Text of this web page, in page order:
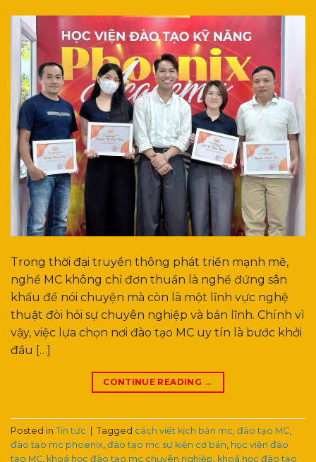
Trong thời đại truyền thông phát triển mạnh mẽ,
nghề MC không chỉ đơn thuần là nghề đứng sân
khấu để nói chuyện mà còn là một lĩnh vực nghệ
thuật đòi hỏi sự chuyên nghiệp và bản lĩnh. Chính vì
vậy, việc lựa chọn nơi đào tạo MC uy tín là bước khởi
đầu […]
CONTINUE READING →
Posted in Tin tức | Tagged cách viết kịch bản mc đào tạo MC
đào tạo mc phoenix đào tạo mc sự kiện cơ bản học viện đào
tạo MC khoá học đào tạo mc chuyên nghiệp khoá học đào tạo